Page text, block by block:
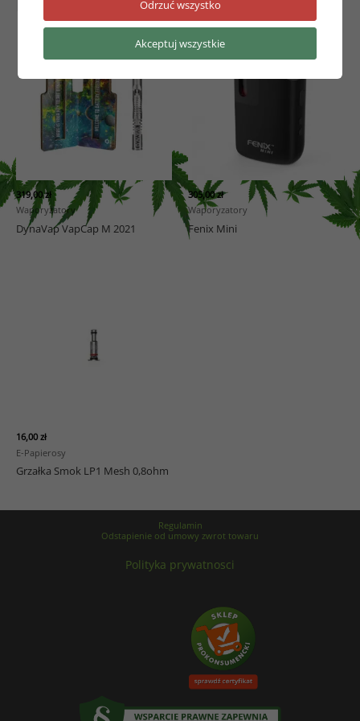
Podobne produkty
319,00zł
Waporyzatory
DynaVap VapCap M 2021
305,00zł
Waporyzatory
Fenix Mini
16,00 zł
E-Papierosy
Grzałka Smok LP1 Mesh 0,8ohm
Regulamin
Odstapienie od umowy zwrot towaru
Polityka prywatnosci
Odrzuć wszystko
Akceptuj wszystkie